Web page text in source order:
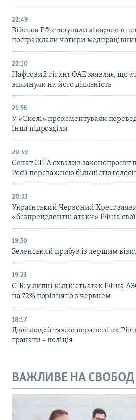
22:49
Війська РФ атакували лікарню в
постраждали чотири
22:30
Нафтовий гігант ОАЕ заявляє, що
вплинули на його діяльність
21:56
У «Скелі» прокоментували
інші підрозділи
20:59
Cенат США схвалив законопроєкт
Росії переважною більшістю
20:33
Український Червоний Хрест
«безпрецедентні атаки» РФ на свої
19:50
Зеленський прибув із першим
19:23
CIR: у липні кількість атак РФ на
на 72% порівняно з червнем
18:57
Двоє людей тяжко поранені на
гранати – поліція
ВАЖЛИВЕ НА